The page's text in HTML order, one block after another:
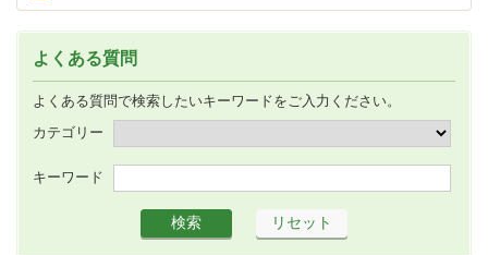
よくある質問
よくある質問で検索したいキーワードをご入力ください。
カテゴリー
キーワード